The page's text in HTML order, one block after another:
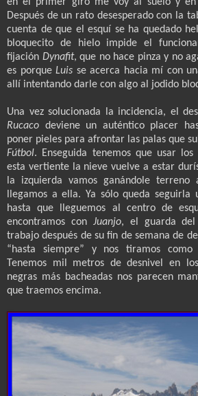
Después de un rato desesperado con la
cuenta de que el esquí se ha quedado
bloquecito de hielo impide el
fijación Dynafit, que no hace pinza y no
es porqueLuis se acerca hacia mí con
allí intentando darle con algo al jodido
Una vez solucionada la incidencia, el
Rucaco deviene un auténtico placer
poner pieles para afrontar las palas que
Fútbol. Enseguida tenemos que usar
esta vertiente la nieve vuelve a estar
la izquierda vamos ganándole
llegamos a ella. Ya sólo queda seguirla
hasta que lleguemos al centro de
encontramos con Juanjo, el guarda
trabajo después de su fin de semana de
“hasta siempre” y nos tiramos
Tenemos mil metros de desnivel en
negras más bacheadas nos parecen
que traemos encima.